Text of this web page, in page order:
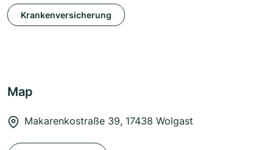
Krankenversicherung
Map
Makarenkostraße 39, 17438 Wolgast